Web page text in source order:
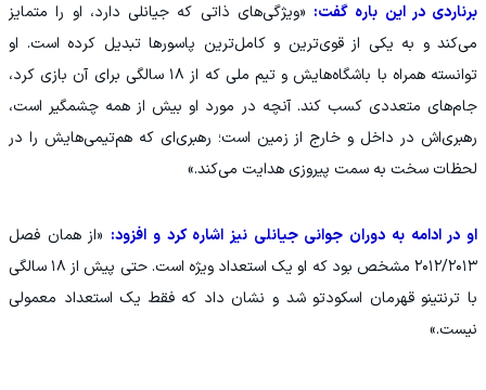
برناردی در این باره گفت: «ویژگی‌های ذاتی که جیانلی دارد، او را متمایز
می‌کند و به یکی از قوی‌ترین و کامل‌ترین پاسورها تبدیل کرده است. او
توانسته همراه با باشگاه‌هایش و تیم ملی که از ۱۸ سالگی برای آن بازی کرد،
جام‌های متعددی کسب کند. آنچه در مورد او بیش از همه چشمگیر است،
رهبری‌اش در داخل و خارج از زمین است؛ رهبری‌ای که هم‌تیمی‌هایش را در
لحظات سخت به سمت پیروزی هدایت می‌کند.»
او در ادامه به دوران جوانی جیانلی نیز اشاره کرد و افزود: «از همان فصل
۲۰۱۲/۲۰۱۳ مشخص بود که او یک استعداد ویژه است. حتی پیش از ۱۸ سالگی
با ترنتینو قهرمان اسکودتو شد و نشان داد که فقط یک استعداد معمولی
نیست.»